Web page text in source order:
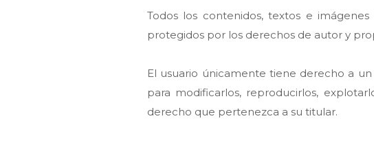
Todos los contenidos, textos e
protegidos por los derechos de autor y
El usuario únicamente tiene derecho a
para modificarlos, reproducirlos,
derecho que pertenezca a su titular.